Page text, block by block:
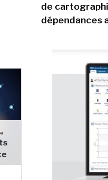
de
dépendances